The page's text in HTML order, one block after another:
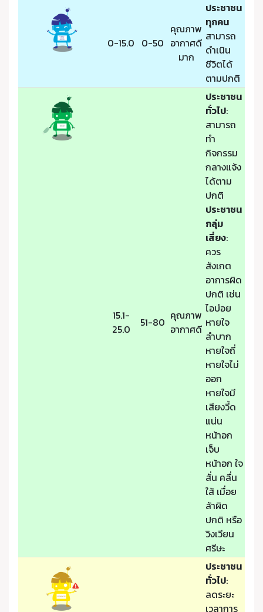
0-15.0 0-50
คุณภาพ
อากาศดี
มาก
ประชาชน
ทุกคน
สามารถ
ดำเนิน
ชีวิตได้
ตามปกติ
15.1-
25.0
51-80 คุณภาพ
อากาศดี
ประชาชน
ทั่วไป:
สามารถ
ทำ
กิจกรรม
กลางแจ้ง
ได้ตาม
ปกติ
ประชาชน
กลุ่ม
เสี่ยง:
ควร
สังเกต
อาการผิด
ปกติ เช่น
ไอบ่อย
หายใจ
ลำบาก
หายใจถี่
หายใจไม่
ออก
หายใจมี
เสียงวี้ด
แน่น
หน้าอก
เจ็บ
หน้าอก ใจ
สั่น คลื่น
ใส้ เมื่อย
ล้าผิด
ปกติ หรือ
วิงเวียน
ศรีษะ
ประชาชน
ทั่วไป:
ลดระยะ
เวลาการ